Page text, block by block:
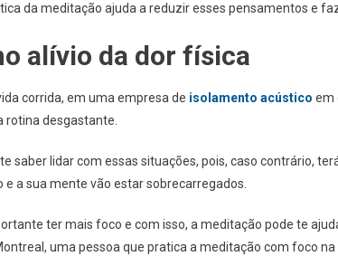
da meditação ajuda a reduzir esses pensamentos e
alívio da dor física
corrida, em uma empresa de isolamento acústico em
rotina desgastante.
saber lidar com essas situações, pois, caso contrário,
e a sua mente vão estar sobrecarregados.
ter mais foco e com isso, a meditação pode te
uma pessoa que pratica a meditação com foco